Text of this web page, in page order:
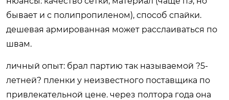
бывает и с полипропиленом), способ спайки.
дешевая армированная может расслаиваться по
швам.
личный опыт: брал партию так называемой ?5-
летней? пленки у неизвестного поставщика по
привлекательной цене. через полтора года она